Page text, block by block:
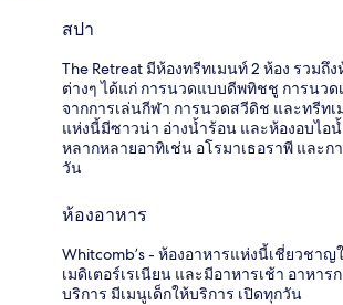
สปา
The Retreat มีห้องทรีทเมนท์ 2 ห้อง รวมถึ
ต่างๆ ได้แก่ การนวดแบบดีพทิชชู การนวด
จากการเล่นกีฬา การนวดสวีดิช และทรีท
แห่งนี้มีซาวน่า อ่างน้ำร้อน และห้องอบไอ
หลากหลายอาทิเช่น อโรมาเธอราพี และก
วัน
ห้องอาหาร
Whitcomb’s - ห้องอาหารแห่งนี้เชี่ยวชา
เมดิเตอร์เรเนียน และมีอาหารเช้า อาหา
บริการ มีเมนูเด็กให้บริการ เปิดทุกวัน